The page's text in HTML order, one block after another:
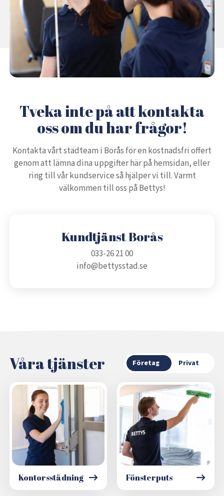
Tveka inte på att kontakta
oss om du har frågor!
Kontakta vårt städteam i Borås för en kostnadsfri offert
genom att lämna dina uppgifter här på hemsidan, eller
ring till vår kundservice så hjälper vi till. Varmt
välkommen till oss på Bettys!
Kundtjänst Borås
033-26 21 00
info@bettysstad.se
Våra tjänster Företag Privat
Kontorsstädning Fönsterputs